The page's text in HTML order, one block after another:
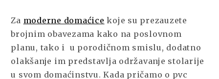
Za moderne domaćice koje su prezauzete
brojnim obavezama kako na poslovnom
planu, tako i u porodičnom smislu, dodatno
olakšanje im predstavlja održavanje stolarije
u svom domaćinstvu. Kada pričamo o pvc